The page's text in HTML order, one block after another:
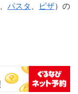
パスタ ピザ）の